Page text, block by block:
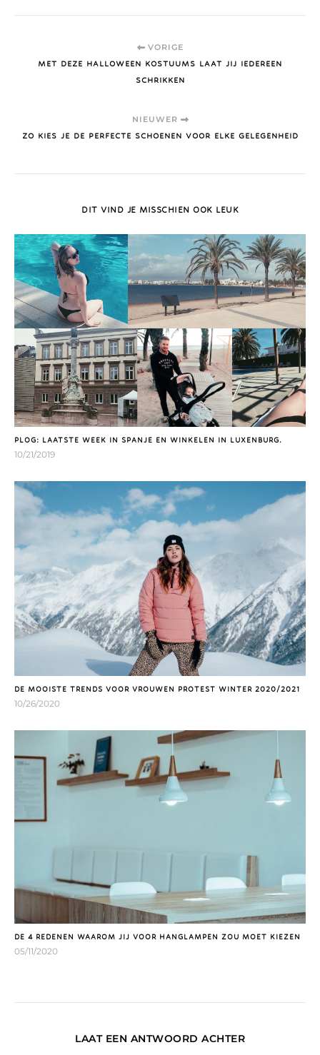
VORIGE
MET DEZE HALLOWEEN KOSTUUMS LAAT JIJ IEDEREEN
SCHRIKKEN
NIEUWER
ZO KIES JE DE PERFECTE SCHOENEN VOOR ELKE GELEGENHEID
DIT VIND JE MISSCHIEN OOK LEUK
PLOG: LAATSTE WEEK IN SPANJE EN WINKELEN IN LUXENBURG.
10/21/2019
DE MOOISTE TRENDS VOOR VROUWEN PROTEST WINTER 2020/2021
10/26/2020
DE 4 REDENEN WAAROM JIJ VOOR HANGLAMPEN ZOU MOET KIEZEN
05/11/2020
LAAT EEN ANTWOORD ACHTER